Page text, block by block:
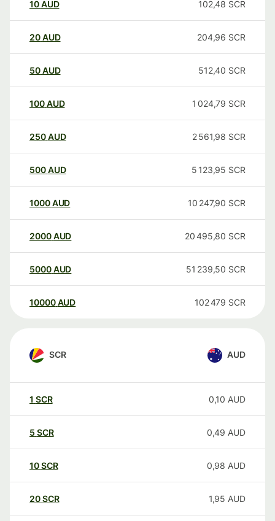
10AUD 102,48 SCR
20AUD 204,96 SCR
50AUD 512,40 SCR
100AUD 1 024,79 SCR
250AUD 2 561,98 SCR
500AUD 5 123,95 SCR
1000AUD 10 247,90 SCR
2000AUD 20 495,80 SCR
5000AUD 51 239,50 SCR
10000 AUD 102 479 SCR
SCR AUD
1 SCR 0,10 AUD
5 SCR 0,49 AUD
10SCR 0,98 AUD
20SCR 1,95 AUD